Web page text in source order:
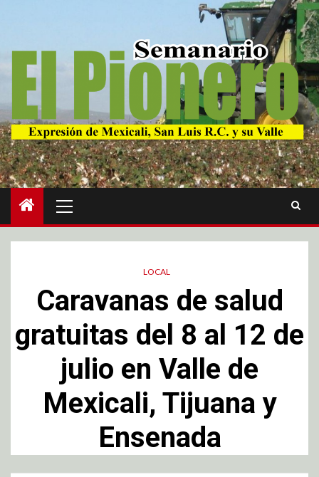
LOCAL
Caravanas de salud
gratuitas del 8 al 12 de
julio en Valle de
Mexicali, Tijuana y
Ensenada